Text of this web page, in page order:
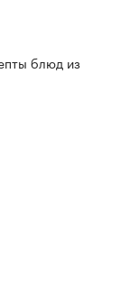
блюд из